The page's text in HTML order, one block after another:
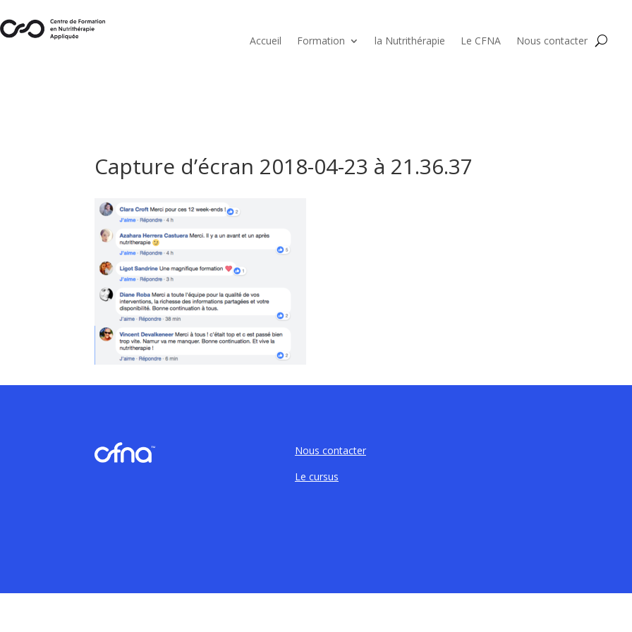
Accueil Formation la Nutrithérapie Le CFNA Nous contacter
Capture d’écran 2018-04-23 à 21.36.37
Nous contacter
Le cursus